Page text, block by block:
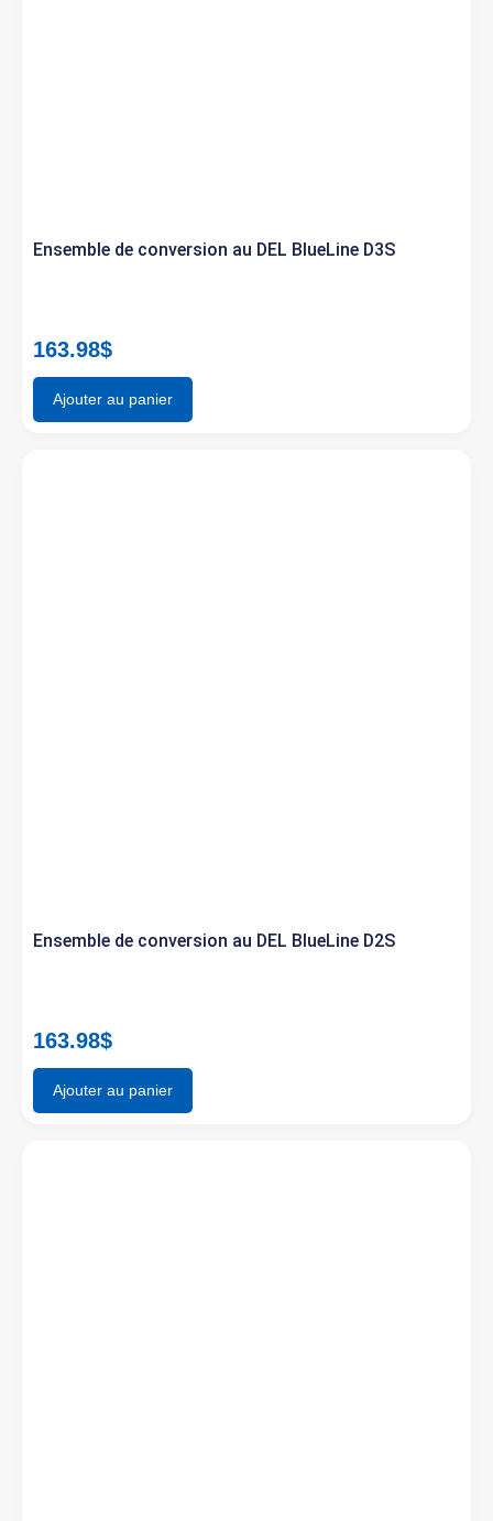
Ensemble de conversion au DEL BlueLine D3S
163.98$
Ajouter au panier
Ensemble de conversion au DEL BlueLine D2S
163.98$
Ajouter au panier